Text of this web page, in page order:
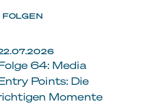
64: Media
Points: Die
Momente